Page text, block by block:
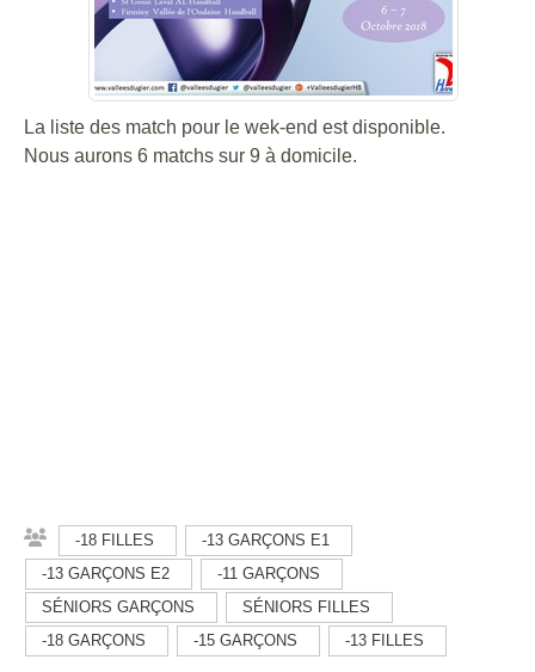
La liste des match pour le wek-end est disponible.
Nous aurons 6 matchs sur 9 à domicile.
-18 FILLES
-13 GARÇONS E1
-13 GARÇONS E2
-11 GARÇONS
SÉNIORS GARÇONS
SÉNIORS FILLES
-18 GARÇONS
-15 GARÇONS -13 FILLES